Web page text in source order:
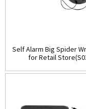
Self Alarm Big Spider
for Retail